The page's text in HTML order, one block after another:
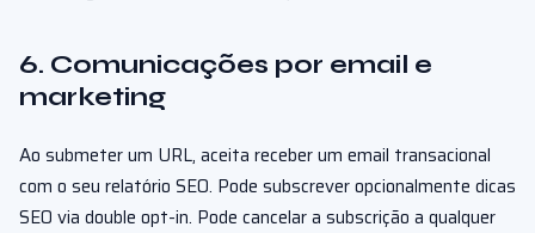
6. Comunicações por email e
marketing
Ao submeter um URL, aceita receber um email transacional
com o seu relatório SEO. Pode subscrever opcionalmente dicas
SEO via double opt-in. Pode cancelar a subscrição a qualquer